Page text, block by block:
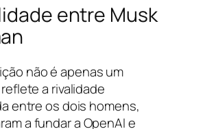
entre Musk
não é apenas um
a rivalidade
entre os dois homens,
a fundar a OpenAI e